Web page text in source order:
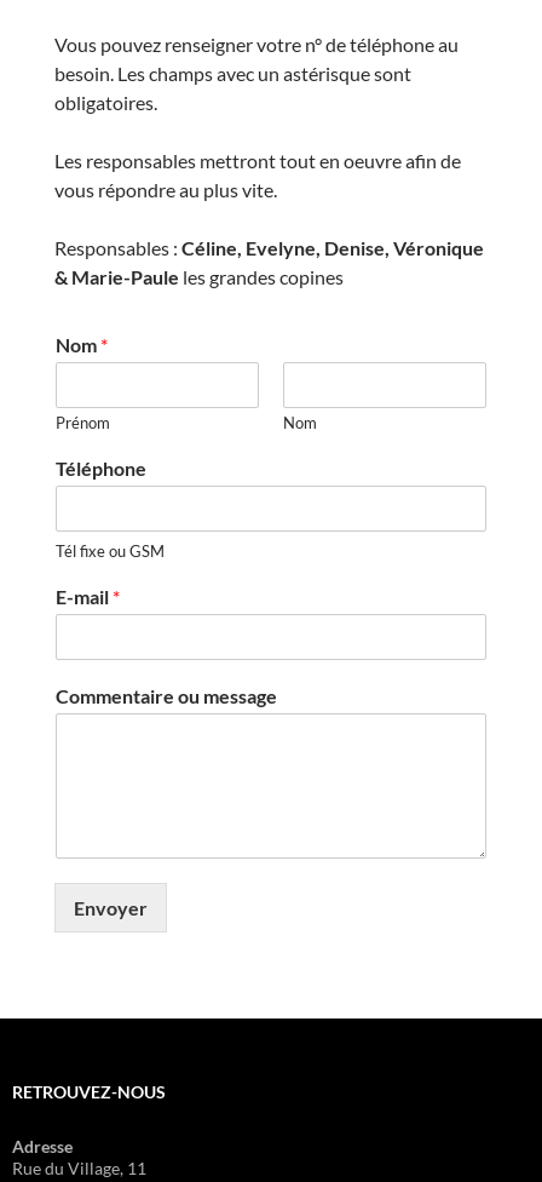
Vous pouvez renseigner votre n° de téléphone au
besoin. Les champs avec un astérisque sont
obligatoires.
Les responsables mettront tout en oeuvre afin de
vous répondre au plus vite.
Responsables : Céline, Evelyne, Denise, Véronique
& Marie-Paule les grandes copines
Nom *
Prénom Nom
Téléphone
Tél fixe ou GSM
E-mail *
Commentaire ou message
Envoyer
RETROUVEZ-NOUS
Adresse
Rue du Village, 11